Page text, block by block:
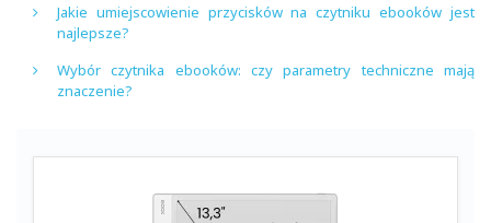
Jakie umiejscowienie przycisków na czytniku ebooków jest
najlepsze?
Wybór czytnika ebooków: czy parametry techniczne mają
znaczenie?